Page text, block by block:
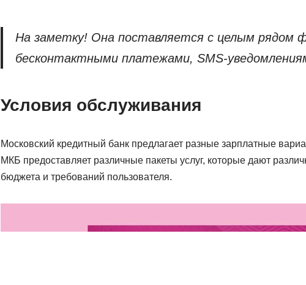
На заметку! Она поставляется с целым рядом
бесконтактными платежами, SMS-
Условия обслуживания
Московский кредитный банк предлагает разные зарплатные
МКБ предоставляет различные пакеты услуг, которые дают
бюджета и требований пользователя.